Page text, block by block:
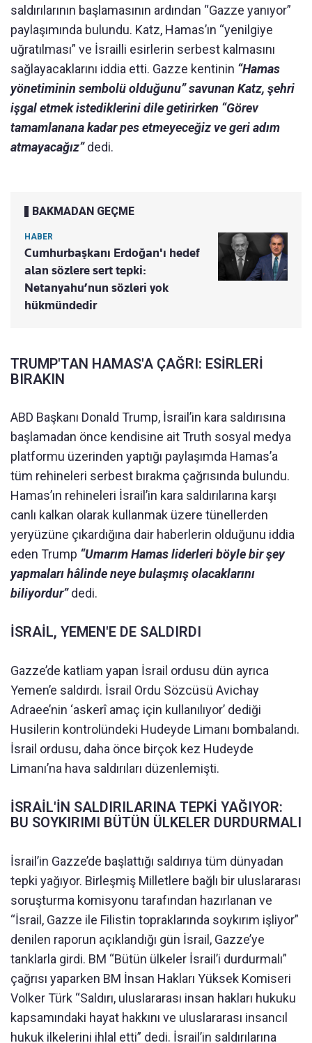
saldırılarının başlamasının ardından “Gazze yanıyor”
paylaşımında bulundu. Katz, Hamas’ın “yenilgiye
uğratılması” ve İsrailli esirlerin serbest kalmasını
sağlayacaklarını iddia etti. Gazze kentinin “Hamas
yönetiminin sembolü olduğunu” savunan Katz, şehri
işgal etmek istediklerini dile getirirken “Görev
tamamlanana kadar pes etmeyeceğiz ve geri adım
atmayacağız”dedi.
BAKMADAN GEÇME
HABER
Cumhurbaşkanı Erdoğan'ı hedef
alan sözlere sert tepki:
Netanyahu’nun sözleri yok
hükmündedir
TRUMP'TAN HAMAS'A ÇAĞRI: ESİRLERİ
BIRAKIN
ABD Başkanı Donald Trump, İsrail’in kara saldırısına
başlamadan önce kendisine ait Truth sosyal medya
platformu üzerinden yaptığı paylaşımda Hamas’a
tüm rehineleri serbest bırakma çağrısında bulundu.
Hamas’ın rehineleri İsrail’in kara saldırılarına karşı
canlı kalkan olarak kullanmak üzere tünellerden
yeryüzüne çıkardığına dair haberlerin olduğunu iddia
eden Trump “Umarım Hamas liderleri böyle bir şey
yapmaları hâlinde neye bulaşmış olacaklarını
biliyordur”dedi.
İSRAİL, YEMEN'E DE SALDIRDI
Gazze’de katliam yapan İsrail ordusu dün ayrıca
Yemen’e saldırdı. İsrail Ordu Sözcüsü Avichay
Adraee’nin ‘askerî amaç için kullanılıyor’ dediği
Husilerin kontrolündeki Hudeyde Limanı bombalandı.
İsrail ordusu, daha önce birçok kez Hudeyde
Limanı’na hava saldırıları düzenlemişti.
İSRAİL'İN SALDIRILARINA TEPKİ YAĞIYOR:
BU SOYKIRIMI BÜTÜN ÜLKELER DURDURMALI
İsrail’in Gazze’de başlattığı saldırıya tüm dünyadan
tepki yağıyor. Birleşmiş Milletlere bağlı bir uluslararası
soruşturma komisyonu tarafından hazırlanan ve
“İsrail, Gazze ile Filistin topraklarında soykırım işliyor”
denilen raporun açıklandığı gün İsrail, Gazze’ye
tanklarla girdi. BM “Bütün ülkeler İsrail’i durdurmalı”
çağrısı yaparken BM İnsan Hakları Yüksek Komiseri
Volker Türk “Saldırı, uluslararası insan hakları hukuku
kapsamındaki hayat hakkını ve uluslararası insancıl
hukuk ilkelerini ihlal etti” dedi. İsrail’in saldırılarına